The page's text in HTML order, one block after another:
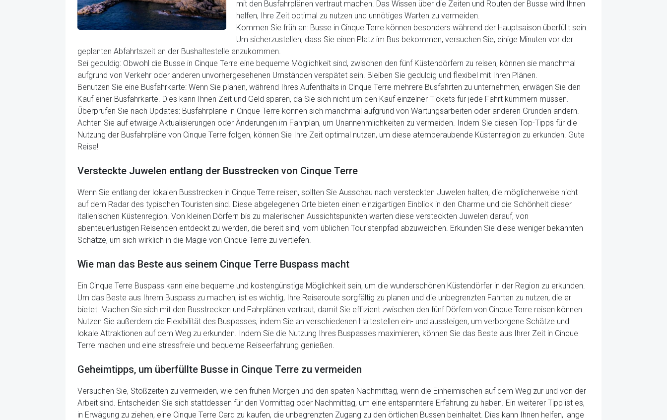
mit den Busfahrplänen vertraut machen. Das Wissen über die Zeiten und Routen der Busse wird Ihnen
helfen, Ihre Zeit optimal zu nutzen und unnötiges Warten zu vermeiden.
Kommen Sie früh an: Busse in Cinque Terre können besonders während der Hauptsaison überfüllt sein.
Um sicherzustellen, dass Sie einen Platz im Bus bekommen, versuchen Sie, einige Minuten vor der
geplanten Abfahrtszeit an der Bushaltestelle anzukommen.
Sei geduldig: Obwohl die Busse in Cinque Terre eine bequeme Möglichkeit sind, zwischen den fünf Küstendörfern zu reisen, können sie manchmal
aufgrund von Verkehr oder anderen unvorhergesehenen Umständen verspätet sein. Bleiben Sie geduldig und flexibel mit Ihren Plänen.
Benutzen Sie eine Busfahrkarte: Wenn Sie planen, während Ihres Aufenthalts in Cinque Terre mehrere Busfahrten zu unternehmen, erwägen Sie den
Kauf einer Busfahrkarte. Dies kann Ihnen Zeit und Geld sparen, da Sie sich nicht um den Kauf einzelner Tickets für jede Fahrt kümmern müssen.
Überprüfen Sie nach Updates: Busfahrpläne in Cinque Terre können sich manchmal aufgrund von Wartungsarbeiten oder anderen Gründen ändern.
Achten Sie auf etwaige Aktualisierungen oder Änderungen im Fahrplan, um Unannehmlichkeiten zu vermeiden. Indem Sie diesen Top-Tipps für die
Nutzung der Busfahrpläne von Cinque Terre folgen, können Sie Ihre Zeit optimal nutzen, um diese atemberaubende Küstenregion zu erkunden. Gute
Reise!
Versteckte Juwelen entlang der Busstrecken von Cinque Terre
Wenn Sie entlang der lokalen Busstrecken in Cinque Terre reisen, sollten Sie Ausschau nach versteckten Juwelen halten, die möglicherweise nicht
auf dem Radar des typischen Touristen sind. Diese abgelegenen Orte bieten einen einzigartigen Einblick in den Charme und die Schönheit dieser
italienischen Küstenregion. Von kleinen Dörfern bis zu malerischen Aussichtspunkten warten diese versteckten Juwelen darauf, von
abenteuerlustigen Reisenden entdeckt zu werden, die bereit sind, vom üblichen Touristenpfad abzuweichen. Erkunden Sie diese weniger bekannten
Schätze, um sich wirklich in die Magie von Cinque Terre zu vertiefen.
Wie man das Beste aus seinem Cinque Terre Buspass macht
Ein Cinque Terre Buspass kann eine bequeme und kostengünstige Möglichkeit sein, um die wunderschönen Küstendörfer in der Region zu erkunden.
Um das Beste aus Ihrem Buspass zu machen, ist es wichtig, Ihre Reiseroute sorgfältig zu planen und die unbegrenzten Fahrten zu nutzen, die er
bietet. Machen Sie sich mit den Busstrecken und Fahrplänen vertraut, damit Sie effizient zwischen den fünf Dörfern von Cinque Terre reisen können.
Nutzen Sie außerdem die Flexibilität des Buspasses, indem Sie an verschiedenen Haltestellen ein- und aussteigen, um verborgene Schätze und
lokale Attraktionen auf dem Weg zu erkunden. Indem Sie die Nutzung Ihres Buspasses maximieren, können Sie das Beste aus Ihrer Zeit in Cinque
Terre machen und eine stressfreie und bequeme Reiseerfahrung genießen.
Geheimtipps, um überfüllte Busse in Cinque Terre zu vermeiden
Versuchen Sie, Stoßzeiten zu vermeiden, wie den frühen Morgen und den späten Nachmittag, wenn die Einheimischen auf dem Weg zur und von der
Arbeit sind. Entscheiden Sie sich stattdessen für den Vormittag oder Nachmittag, um eine entspanntere Erfahrung zu haben. Ein weiterer Tipp ist es,
in Erwägung zu ziehen, eine Cinque Terre Card zu kaufen, die unbegrenzten Zugang zu den örtlichen Bussen beinhaltet. Dies kann Ihnen helfen, lange